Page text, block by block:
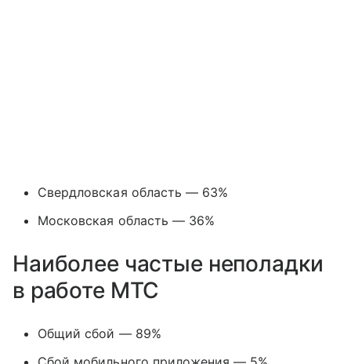
Свердловская область — 63%
Московская область — 36%
Наиболее частые неполадки
в работе МТС
Общий сбой — 89%